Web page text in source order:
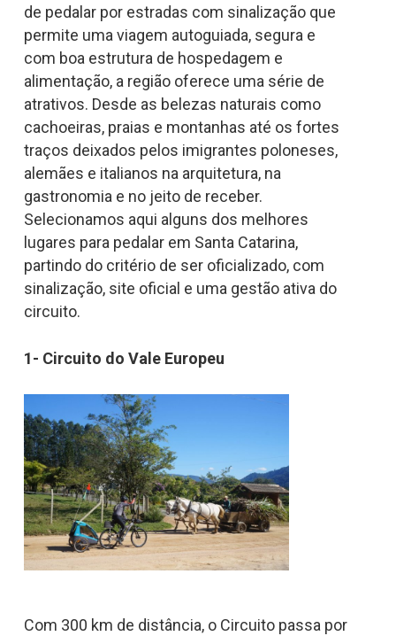
de pedalar por estradas com sinalização que
permite uma viagem autoguiada, segura e
com boa estrutura de hospedagem e
alimentação, a região oferece uma série de
atrativos. Desde as belezas naturais como
cachoeiras, praias e montanhas até os fortes
traços deixados pelos imigrantes poloneses,
alemães e italianos na arquitetura, na
gastronomia e no jeito de receber.
Selecionamos aqui alguns dos melhores
lugares para pedalar em Santa Catarina,
partindo do critério de ser oficializado, com
sinalização, site oficial e uma gestão ativa do
circuito.
1- Circuito do Vale Europeu
Com 300 km de distância, o Circuito passa por